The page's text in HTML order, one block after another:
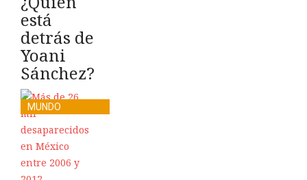
está
detrás de
Yoani
Sánchez?
MUNDO